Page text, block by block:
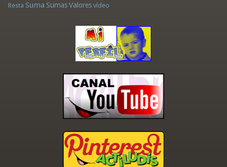
Resta Suma Sumas Valores vídeo